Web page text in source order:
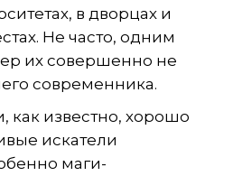
в дворцах и
Не часто, одним
их совершенно не
современника.
как известно, хорошо
искатели
маги-